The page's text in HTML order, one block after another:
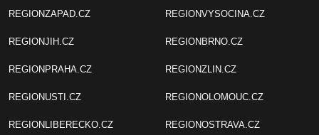
REGIONZAPAD.CZ
REGIONJIH.CZ
REGIONPRAHA.CZ
REGIONUSTI.CZ
REGIONLIBERECKO.CZ
REGIONVYSOCINA.CZ
REGIONBRNO.CZ
REGIONZLIN.CZ
REGIONOLOMOUC.CZ
REGIONOSTRAVA.CZ